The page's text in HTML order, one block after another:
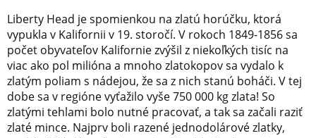
Liberty Head je spomienkou na zlatú horúčku, ktorá
vypukla v Kalifornii v 19. storočí. V rokoch 1849-1856 sa
počet obyvateľov Kalifornie zvýšil z niekoľkých tisíc na
viac ako pol milióna a mnoho zlatokopov sa vydalo k
zlatým poliam s nádejou, že sa z nich stanú boháči. V tej
dobe sa v regióne vyťažilo vyše 750 000 kg zlata! So
zlatými tehlami bolo nutné pracovať, a tak sa začali raziť
zlaté mince. Najprv boli razené jednodolárové zlatky,